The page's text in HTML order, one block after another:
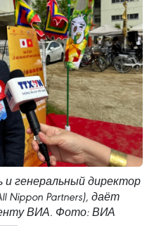
и генеральный директор
Nippon Partners), даёт
ВИА. Фото: ВИА